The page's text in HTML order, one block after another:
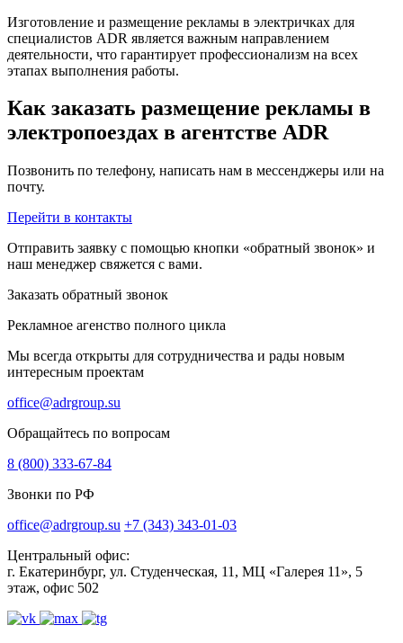
Изготовление и размещение рекламы в электричках для
специалистов ADR является важным направлением
деятельности, что гарантирует профессионализм на всех
этапах выполнения работы.
Как заказать размещение рекламы в
электропоездах в агентстве ADR
Позвонить по телефону, написать нам в мессенджеры или на
почту.
Перейти в контакты
Отправить заявку с помощью кнопки «обратный звонок» и
наш менеджер свяжется с вами.
Заказать обратный звонок
Рекламное агенство полного цикла
Мы всегда открыты для сотрудничества и рады новым
интересным проектам
office@adrgroup.su
Обращайтесь по вопросам
8 (800) 333-67-84
Звонки по РФ
office@adrgroup.su +7 (343) 343-01-03
Центральный офис:
г. Екатеринбург, ул. Студенческая, 11, МЦ «Галерея 11», 5
этаж, офис 502